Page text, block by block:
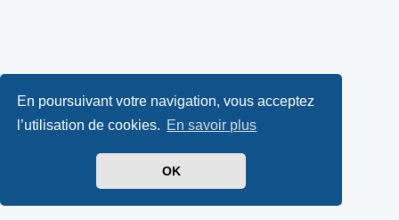
En poursuivant votre navigation, vous acceptez
l’utilisation de cookies. En savoir plus
OK